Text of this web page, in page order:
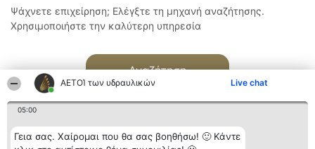
ΑΕΤΟΊ των υδραυλικών Live chat
05:00
Γεια σας. Χαίρομαι που θα σας βοηθήσω! 🙂 Κάντε
Ψάχνετε επιχείρηση; Ελέγξτε τη μηχανή αναζήτησης.
Χρησιμοποιήστε την καλύτερη υπηρεσία
Αναζήτηση